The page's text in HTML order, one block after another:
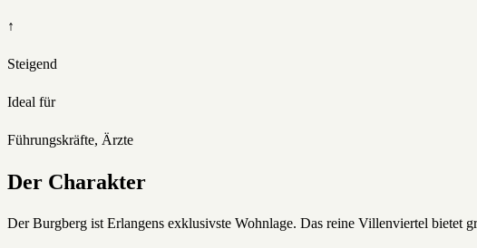
↑
Steigend
Ideal für
Führungskräfte, Ärzte
Der Charakter
Der Burgberg ist Erlangens exklusivste Wohnlage. Das reine Villenviertel bietet